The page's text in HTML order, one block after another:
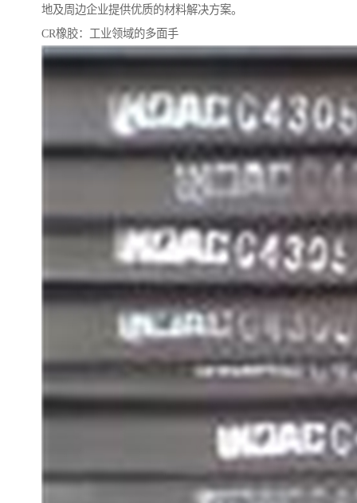
地及周边企业提供优质的材料解决方案。
CR橡胶：工业领域的多面手